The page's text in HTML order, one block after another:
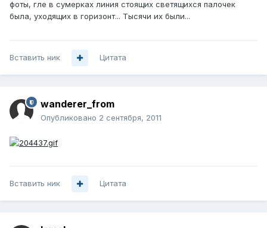
фоты, гле в сумерках линия стоящих светящихся палочек
была, уходящих в горизонт... Тысячи их были...
Вставить ник Цитата
wanderer_from
Опубликовано 2 сентября, 2011
Вставить ник Цитата